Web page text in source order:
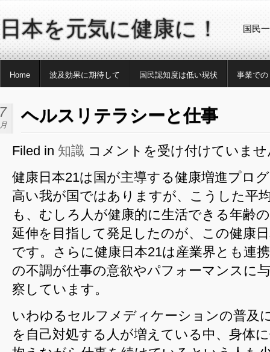
日本を元気に健康に！ 国民
Home 波及効果に期待して 国民認知度は低い現状 事業で
ヘルスリテラシーと仕事
Filed in 知識
ヘ
ス
リ
テ
ラ
シ
ー
と
仕
は
コメントを受け付けていませ
健康日本21は国が主導する健康増進プロ
高い我が国ではありますが、こうした平
も、むしろ人が健康的に生活できる年齢
延伸を目指して発足したのが、この健康
です。さらに健康日本21は産業界とも連
の不調が仕事の意欲やパフォーマンスに
察しています。
いわゆるセルフメディケーションの普及
を自己対処する人が増えている中、身体